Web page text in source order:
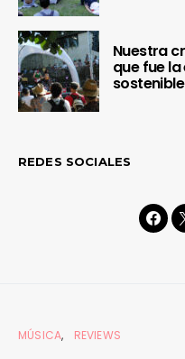
Nuestra
que fue
REDES SOCIALES
MÚSICA REVIEWS